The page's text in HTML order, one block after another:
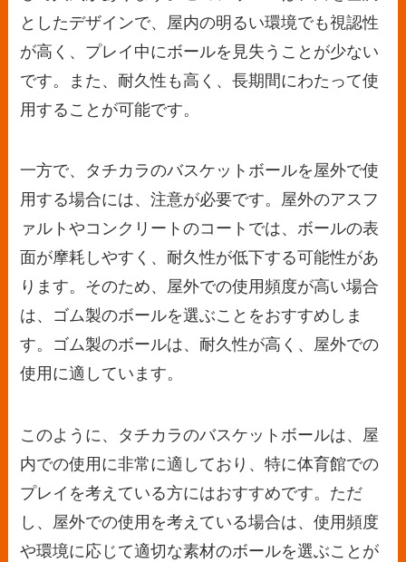
としたデザインで、屋内の明るい環境でも視認性
が高く、プレイ中にボールを見失うことが少ない
です。また、耐久性も高く、長期間にわたって使
用することが可能です。
一方で、タチカラのバスケットボールを屋外で使
用する場合には、注意が必要です。屋外のアスフ
ァルトやコンクリートのコートでは、ボールの表
面が摩耗しやすく、耐久性が低下する可能性があ
ります。そのため、屋外での使用頻度が高い場合
は、ゴム製のボールを選ぶことをおすすめしま
す。ゴム製のボールは、耐久性が高く、屋外での
使用に適しています。
このように、タチカラのバスケットボールは、屋
内での使用に非常に適しており、特に体育館での
プレイを考えている方にはおすすめです。ただ
し、屋外での使用を考えている場合は、使用頻度
や環境に応じて適切な素材のボールを選ぶことが